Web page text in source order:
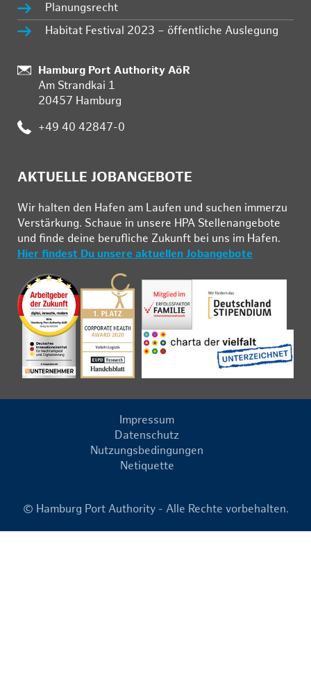
Planungsrecht
Habitat Festival 2023 – öffentliche Auslegung
:
Hamburg Port Authority AöR
Am Strandkai 1
20457 Hamburg
: +49 40 42847-0
AKTUELLE JOBANGEBOTE
Wir hal­ten den Ha­fen am Lau­fen und su­chen im­mer­zu
Ver­stär­kung. Schau­e in un­se­re HPA Stel­len­an­ge­bo­te
und fin­de deine be­ruf­li­che Zu­kunft bei uns im Ha­fen.
Hier findest Du unsere aktuellen Jobangebote
Impressum
Datenschutz
Nutzungsbedingungen
Netiquette
© Hamburg Port Authority - Alle Rechte vorbehalten.